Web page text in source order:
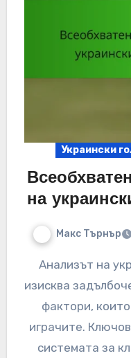
Украински
на
Макс Търнър
Анализът на украинските голф класации
изисква
фактори,
играчите.
системата за